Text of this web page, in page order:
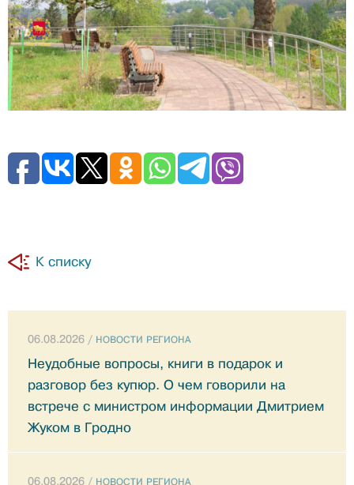
К списку
06.08.2026 / НОВОСТИ РЕГИОНА
Неудобные вопросы, книги в подарок и
разговор без купюр. О чем говорили на
встрече с министром информации Дмитрием
Жуком в Гродно
06.08.2026 / НОВОСТИ РЕГИОНА